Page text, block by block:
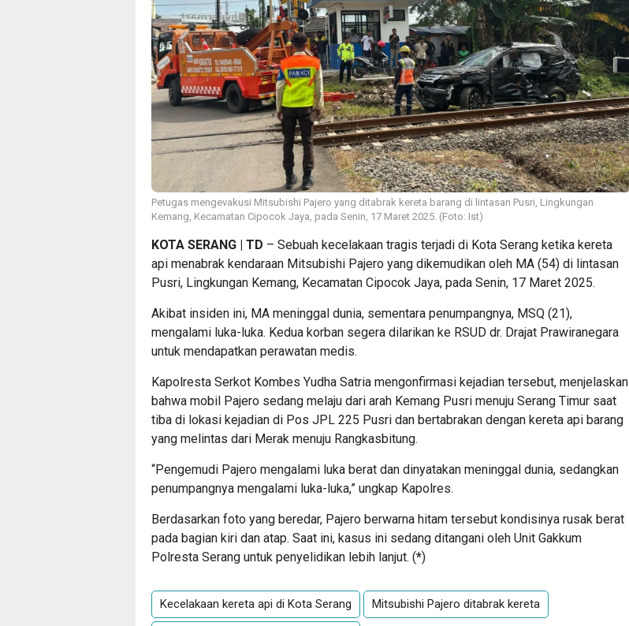
Petugas mengevakusi Mitsubishi Pajero yang ditabrak kereta barang di lintasan Pusri, Lingkungan
Kemang, Kecamatan Cipocok Jaya, pada Senin, 17 Maret 2025. (Foto: Ist)
KOTA SERANG | TD – Sebuah kecelakaan tragis terjadi di Kota Serang ketika kereta
api menabrak kendaraan Mitsubishi Pajero yang dikemudikan oleh MA (54) di lintasan
Pusri, Lingkungan Kemang, Kecamatan Cipocok Jaya, pada Senin, 17 Maret 2025.
Akibat insiden ini, MA meninggal dunia, sementara penumpangnya, MSQ (21),
mengalami luka-luka. Kedua korban segera dilarikan ke RSUD dr. Drajat Prawiranegara
untuk mendapatkan perawatan medis.
Kapolresta Serkot Kombes Yudha Satria mengonfirmasi kejadian tersebut, menjelaskan
bahwa mobil Pajero sedang melaju dari arah Kemang Pusri menuju Serang Timur saat
tiba di lokasi kejadian di Pos JPL 225 Pusri dan bertabrakan dengan kereta api barang
yang melintas dari Merak menuju Rangkasbitung.
“Pengemudi Pajero mengalami luka berat dan dinyatakan meninggal dunia, sedangkan
penumpangnya mengalami luka-luka,” ungkap Kapolres.
Berdasarkan foto yang beredar, Pajero berwarna hitam tersebut kondisinya rusak berat
pada bagian kiri dan atap. Saat ini, kasus ini sedang ditangani oleh Unit Gakkum
Polresta Serang untuk penyelidikan lebih lanjut. (*)
Kecelakaan kereta api di Kota Serang Mitsubishi Pajero ditabrak kereta